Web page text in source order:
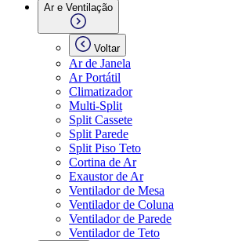
Ar e Ventilação
Voltar
Ar de Janela
Ar Portátil
Climatizador
Multi-Split
Split Cassete
Split Parede
Split Piso Teto
Cortina de Ar
Exaustor de Ar
Ventilador de Mesa
Ventilador de Coluna
Ventilador de Parede
Ventilador de Teto